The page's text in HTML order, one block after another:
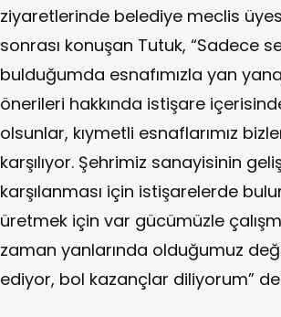
ziyaretlerinde belediye meclis
sonrası konuşan Tutuk, “Sadece
bulduğumda esnafımızla yan
önerileri hakkında istişare
olsunlar, kıymetli esnaflarımız
karşılıyor. Şehrimiz sanayisinin
karşılanması için istişarelerde
üretmek için var gücümüzle
zaman yanlarında olduğumuz
ediyor, bol kazançlar diliyorum”